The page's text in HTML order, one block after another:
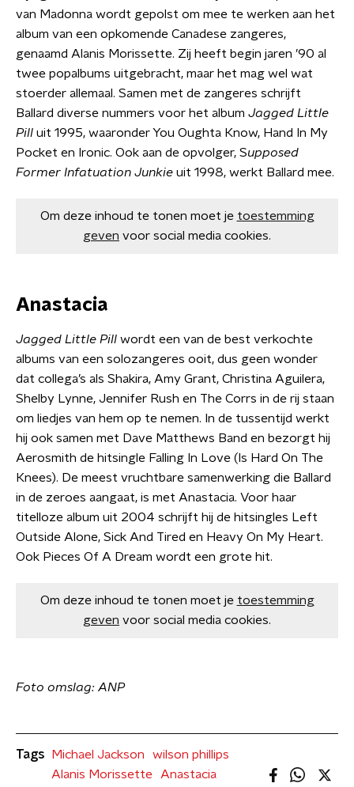
van Madonna wordt gepolst om mee te werken aan het
album van een opkomende Canadese zangeres,
genaamd Alanis Morissette. Zij heeft begin jaren ’90 al
twee popalbums uitgebracht, maar het mag wel wat
stoerder allemaal. Samen met de zangeres schrijft
Ballard diverse nummers voor het album Jagged Little
Pill uit 1995, waaronder You Oughta Know, Hand In My
Pocket en Ironic. Ook aan de opvolger, Supposed
Former Infatuation Junkie uit 1998, werkt Ballard mee.
Om deze inhoud te tonen moet je toestemming
geven voor social media cookies.
Anastacia
Jagged Little Pill wordt een van de best verkochte
albums van een solozangeres ooit, dus geen wonder
dat collega’s als Shakira, Amy Grant, Christina Aguilera,
Shelby Lynne, Jennifer Rush en The Corrs in de rij staan
om liedjes van hem op te nemen. In de tussentijd werkt
hij ook samen met Dave Matthews Band en bezorgt hij
Aerosmith de hitsingle Falling In Love (Is Hard On The
Knees). De meest vruchtbare samenwerking die Ballard
in de zeroes aangaat, is met Anastacia. Voor haar
titelloze album uit 2004 schrijft hij de hitsingles Left
Outside Alone, Sick And Tired en Heavy On My Heart.
Ook Pieces Of A Dream wordt een grote hit.
Om deze inhoud te tonen moet je toestemming
geven voor social media cookies.
Foto omslag: ANP
Tags Michael Jackson
wilson phillips
Alanis Morissette
Anastacia